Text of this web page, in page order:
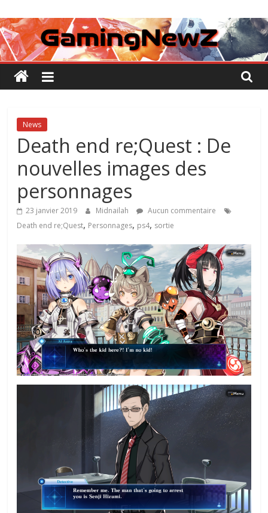
au
contenu
GamingNewZ
Tests
et
Actu
des
vidéo
News
Death end re;Quest : De
nouvelles images des
personnages
23 janvier 2019 Midnailah
Aucun commentaire
Death end re;Quest, Personnages, ps4, sortie